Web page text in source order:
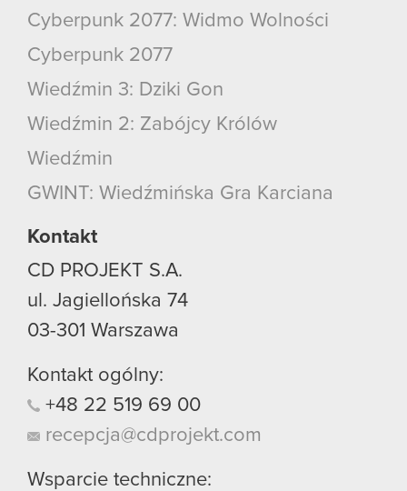
Cyberpunk 2077: Widmo Wolności
Cyberpunk 2077
Wiedźmin 3: Dziki Gon
Wiedźmin 2: Zabójcy Królów
Wiedźmin
GWINT: Wiedźmińska Gra Karciana
Kontakt
CD PROJEKT S.A.
ul. Jagiellońska 74
03-301 Warszawa
Kontakt ogólny:
+48 22 519 69 00
recepcja@cdprojekt.com
Wsparcie techniczne: